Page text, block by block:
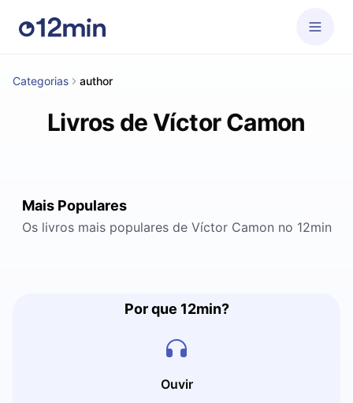
Categorias author
Livros de Víctor Camon
Mais Populares
Os livros mais populares de Víctor Camon no 12min
Por que 12min?
Ouvir